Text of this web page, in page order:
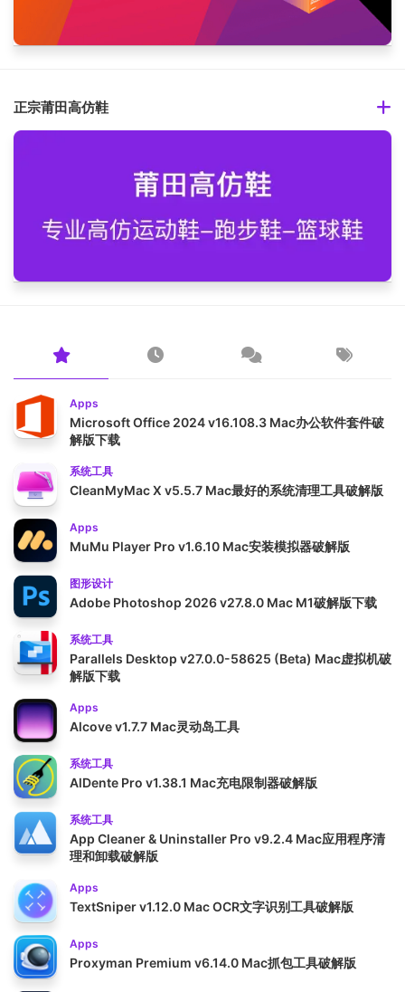
正宗莆田高仿鞋
Apps
Microsoft Office 2024 v16.108.3 Mac办公软件套件破
解版下载
系统工具
CleanMyMac X v5.5.7 Mac最好的系统清理工具破解版
Apps
MuMu Player Pro v1.6.10 Mac安装模拟器破解版
图形设计
Adobe Photoshop 2026 v27.8.0 Mac M1破解版下载
系统工具
Parallels Desktop v27.0.0-58625 (Beta) Mac虚拟机破
解版下载
Apps
Alcove v1.7.7 Mac灵动岛工具
系统工具
AlDente Pro v1.38.1 Mac充电限制器破解版
系统工具
App Cleaner & Uninstaller Pro v9.2.4 Mac应用程序清
理和卸载破解版
Apps
TextSniper v1.12.0 Mac OCR文字识别工具破解版
Apps
Proxyman Premium v6.14.0 Mac抓包工具破解版